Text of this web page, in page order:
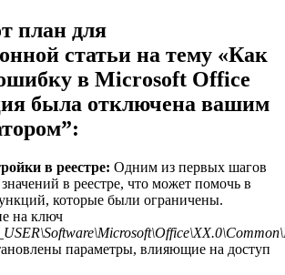
план для
статьи на тему «Как
в Microsoft Office
была отключена вашим
в реестре: Одним из первых шагов
в реестре, что может помочь в
которые были ограничены.
на ключ
параметры, влияющие на доступ